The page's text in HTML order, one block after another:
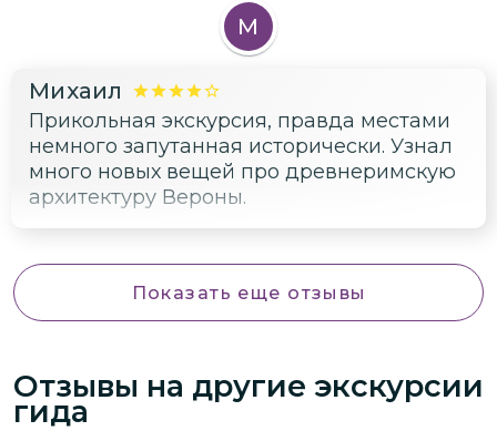
М
Михаил
Прикольная экскурсия, правда местами
немного запутанная исторически. Узнал
много новых вещей про древнеримскую
архитектуру Вероны.
Показать еще отзывы
Отзывы на другие экскурсии
гида